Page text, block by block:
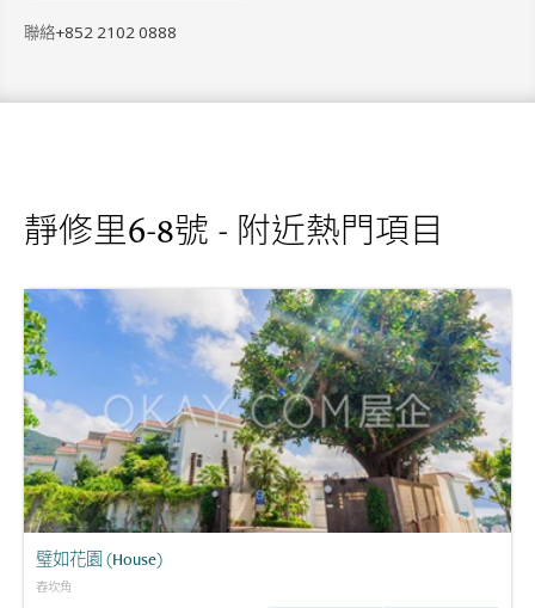
聯絡+852 2102 0888
靜修里6-8號 - 附近熱門項目
璧如花園 (House)
舂坎角